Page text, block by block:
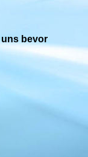
uns bevor